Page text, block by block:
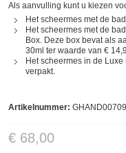
Als aanvulling kunt u kiezen
Het scheermes met de
Het scheermes met de
Box. Deze box bevat als
30ml ter waarde van €
Het scheermes in de
verpakt.
Artikelnummer:
€ 68,00